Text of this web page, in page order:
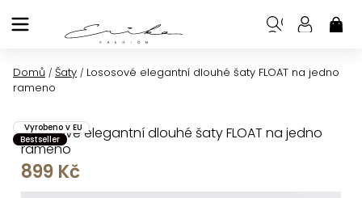
na
Domů / Šaty / Lososové elegantní dlouhé šaty FLOAT na jedno
rameno
Lososové elegantní dlouhé šaty FLOAT na jedno
rameno
Vyrobeno v EU
Bestseller
899 Kč